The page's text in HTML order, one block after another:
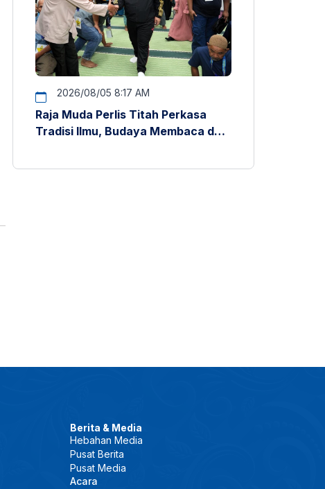
2026/08/05 8:17 AM
Raja Muda Perlis Titah Perkasa
Tradisi Ilmu, Budaya Membaca dan
Berita & Media
Hebahan Media
Pusat Berita
Pusat Media
Acara